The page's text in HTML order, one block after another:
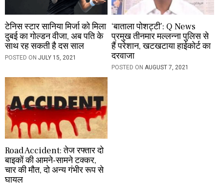
टेनिस स्टार सानिया मिर्जा को मिला
दुबई का गोल्डन वीजा, अब पति के
साथ रह सकती है दस साल
POSTED ON JULY 15, 2021
‘बाताला पोशट्टी’: Q News
प्रमुख तीनमार मल्लन्ना पुलिस से
हैं परेशान, खटखटाया हाईकोर्ट का
दरवाजा
POSTED ONAUGUST 7, 2021
Road Accident: तेज रफ्तार दो
बाइकों की आमने-सामने टक्कर,
चार की मौत, दो अन्य गंभीर रूप से
घायल